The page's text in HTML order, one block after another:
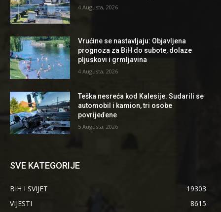
4 Augusta, 2026
Vrućine se nastavljaju: Objavljena
prognoza za BiH do subote, dolaze
pljuskovi i grmljavina
4 Augusta, 2026
Teška nesreća kod Kalesije: Sudarili se
automobil i kamion, tri osobe
povrijeđene
5 Augusta, 2026
SVE KATEGORIJE
BIH I SVIJET
19303
VIJESTI
8615